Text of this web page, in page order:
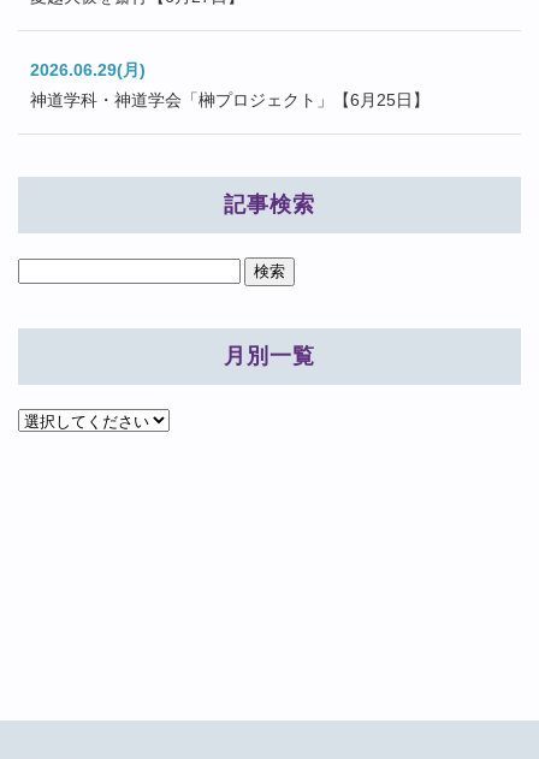
2026.06.29(月)
神道学科・神道学会「榊プロジェクト」【6月25日】
記事検索
月別一覧